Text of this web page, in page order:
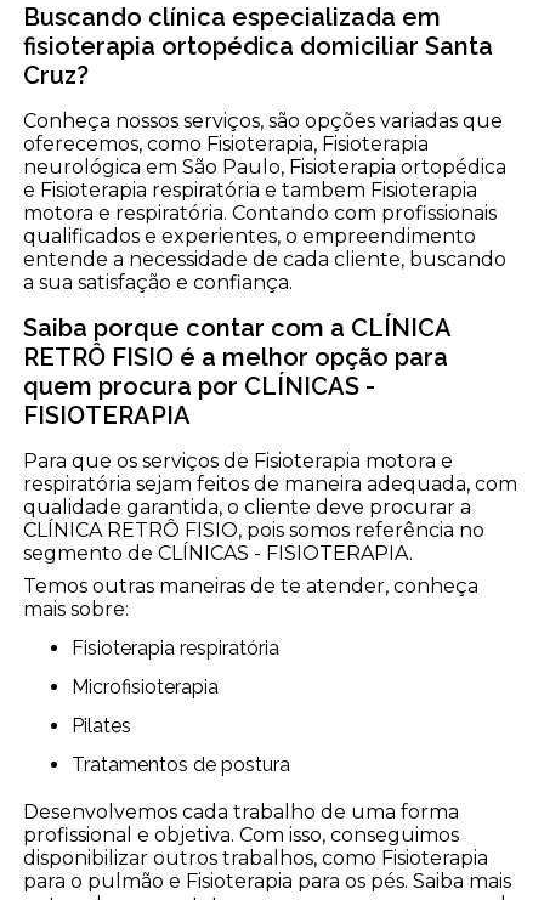
Buscando clínica especializada em
fisioterapia ortopédica domiciliar Santa
Cruz?
Conheça nossos serviços, são opções variadas que
oferecemos, como Fisioterapia, Fisioterapia
neurológica em São Paulo, Fisioterapia ortopédica
e Fisioterapia respiratória e tambem Fisioterapia
motora e respiratória. Contando com profissionais
qualificados e experientes, o empreendimento
entende a necessidade de cada cliente, buscando
a sua satisfação e confiança.
Saiba porque contar com a CLÍNICA
RETRÔ FISIO é a melhor opção para
quem procura por CLÍNICAS -
FISIOTERAPIA
Para que os serviços de Fisioterapia motora e
respiratória sejam feitos de maneira adequada, com
qualidade garantida, o cliente deve procurar a
CLÍNICA RETRÔ FISIO, pois somos referência no
segmento de CLÍNICAS - FISIOTERAPIA.
Temos outras maneiras de te atender, conheça
mais sobre:
Fisioterapia respiratória
Microfisioterapia
Pilates
Tratamentos de postura
Desenvolvemos cada trabalho de uma forma
profissional e objetiva. Com isso, conseguimos
disponibilizar outros trabalhos, como Fisioterapia
para o pulmão e Fisioterapia para os pés. Saiba mais